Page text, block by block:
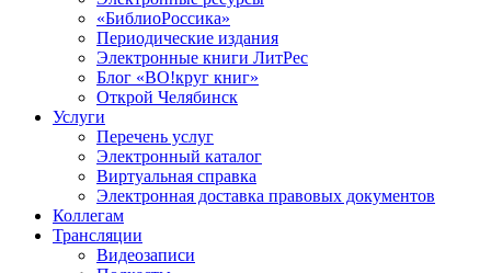
«БиблиоРоссика»
Периодические издания
Электронные книги ЛитРес
Блог «ВО!круг книг»
Открой Челябинск
Услуги
Перечень услуг
Электронный каталог
Виртуальная справка
Электронная доставка правовых документов
Коллегам
Трансляции
Видеозаписи